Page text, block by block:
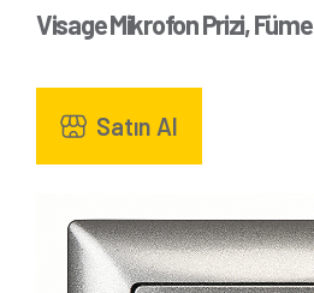
Visage Mikrofon Prizi, Füme
Satın Al